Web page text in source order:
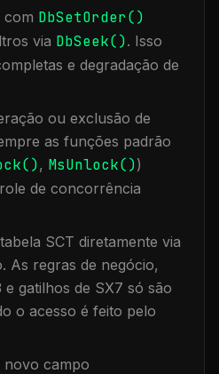
com DbSetOrder()
via DbSeek(). Isso
e degradação de
ou exclusão de
as funções padrão
, MsUnlock())
de concorrência
SCT diretamente via
As regras de negócio,
e gatilhos de SX7 só são
o acesso é feito pelo
novo campo